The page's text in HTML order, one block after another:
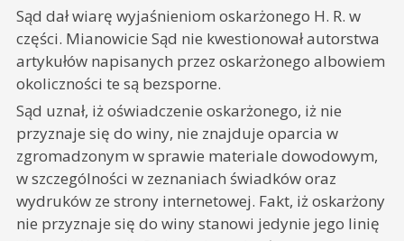
Sąd dał wiarę wyjaśnieniom oskarżonego H. R. w
części. Mianowicie Sąd nie kwestionował autorstwa
artykułów napisanych przez oskarżonego albowiem
okoliczności te są bezsporne.
Sąd uznał, iż oświadczenie oskarżonego, iż nie
przyznaje się do winy, nie znajduje oparcia w
zgromadzonym w sprawie materiale dowodowym,
w szczególności w zeznaniach świadków oraz
wydruków ze strony internetowej. Fakt, iż oskarżony
nie przyznaje się do winy stanowi jedynie jego linię